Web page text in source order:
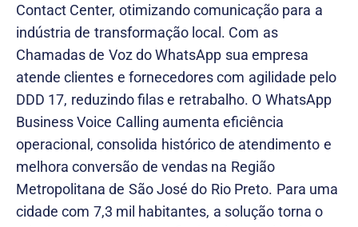
Contact Center, otimizando comunicação para a
indústria de transformação local. Com as
Chamadas de Voz do WhatsApp sua empresa
atende clientes e fornecedores com agilidade pelo
DDD 17, reduzindo filas e retrabalho. O WhatsApp
Business Voice Calling aumenta eficiência
operacional, consolida histórico de atendimento e
melhora conversão de vendas na Região
Metropolitana de São José do Rio Preto. Para uma
cidade com 7,3 mil habitantes, a solução torna o